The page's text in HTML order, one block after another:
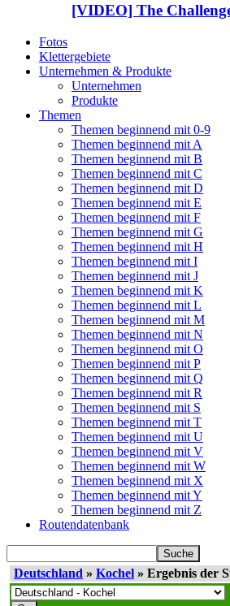
[VIDEO] The
Fotos
Klettergebiete
Unternehmen & Produkte
Unternehmen
Produkte
Themen
Themen beginnend mit 0-9
Themen beginnend mit A
Themen beginnend mit B
Themen beginnend mit C
Themen beginnend mit D
Themen beginnend mit E
Themen beginnend mit F
Themen beginnend mit G
Themen beginnend mit H
Themen beginnend mit I
Themen beginnend mit J
Themen beginnend mit K
Themen beginnend mit L
Themen beginnend mit M
Themen beginnend mit N
Themen beginnend mit O
Themen beginnend mit P
Themen beginnend mit Q
Themen beginnend mit R
Themen beginnend mit S
Themen beginnend mit T
Themen beginnend mit U
Themen beginnend mit V
Themen beginnend mit W
Themen beginnend mit X
Themen beginnend mit Y
Themen beginnend mit Z
Routendatenbank
Deutschland » Kochel » Ergebnis der